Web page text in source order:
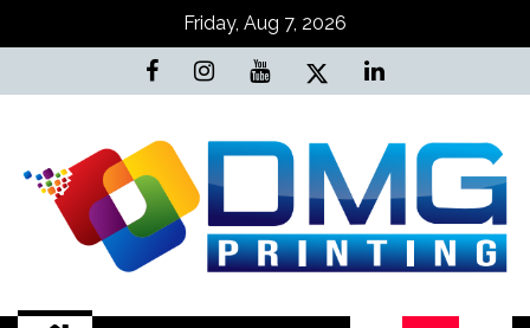
Friday, Aug 7, 2026